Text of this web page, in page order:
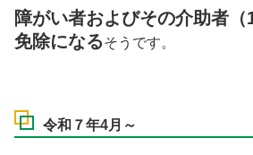
障がい者およびその介助者
免除になるそうです。
令和７年4月～